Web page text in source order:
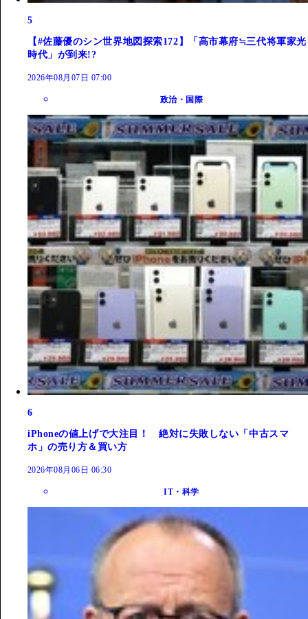
5
【#佐藤優のシン世界地図探索172】「高市幕府≒三代将軍家光
時代」が到来!?
2026年08月07日 07:00
政治・国際
6
iPhoneの値上げで大注目！ 絶対に失敗しない「中古スマ
ホ」の売り方＆買い方
2026年08月06日 06:30
IT・科学